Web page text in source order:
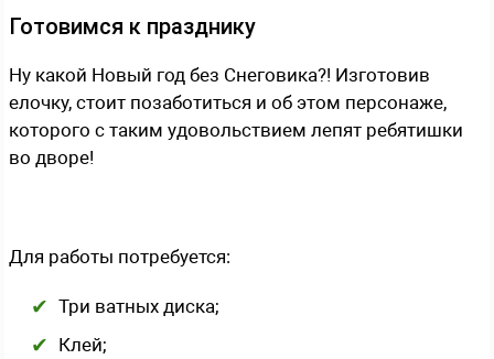
Готовимся к празднику
Ну какой Новый год без Снеговика?! Изготовив
елочку, стоит позаботиться и об этом персонаже,
которого с таким удовольствием лепят ребятишки
во дворе!
Для работы потребуется:
Три ватных диска;
Клей;